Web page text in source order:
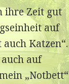
ihre Zeit gut
auf
Katzen“.
auf
„Notbett“